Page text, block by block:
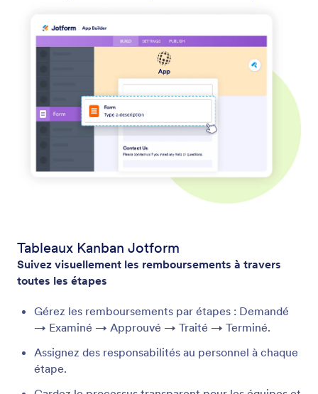
Tableaux Kanban Jotform
Suivez visuellement les remboursements à travers
toutes les étapes
Gérez les remboursements par étapes : Demandé
→ Examiné → Approuvé → Traité → Terminé.
Assignez des responsabilités au personnel à chaque
étape.